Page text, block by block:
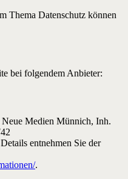
Thema Datenschutz können
bei folgendem Anbieter:
Medien Münnich, Inh.
entnehmen Sie der
.